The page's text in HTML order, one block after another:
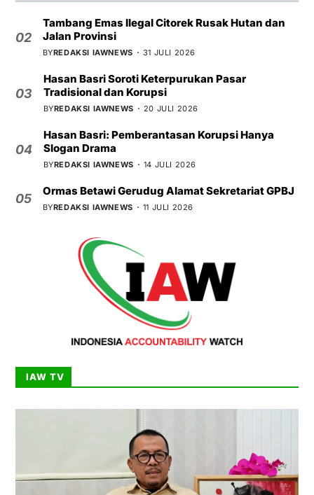
02
Tambang Emas Ilegal Citorek Rusak Hutan dan
Jalan Provinsi
BYREDAKSI IAWNEWS 31 JULI 2026
03
Hasan Basri Soroti Keterpurukan Pasar
Tradisional dan Korupsi
BYREDAKSI IAWNEWS 20 JULI 2026
04
Hasan Basri: Pemberantasan Korupsi Hanya
Slogan Drama
BYREDAKSI IAWNEWS 14 JULI 2026
05
Ormas Betawi Gerudug Alamat Sekretariat GPBJ
BYREDAKSI IAWNEWS 11 JULI 2026
IAW TV